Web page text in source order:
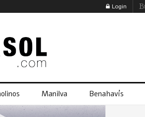
Login
Manilva Benahavís